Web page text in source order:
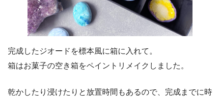
完成したジオードを標本風に箱に入れて。
箱はお菓子の空き箱をペイントリメイクしました。
乾かしたり浸けたりと放置時間もあるので、完成までに時